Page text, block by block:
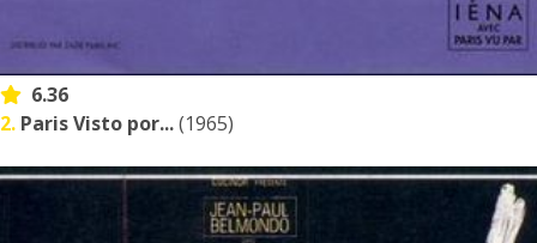
6.36
2. Paris Visto por...(1965)